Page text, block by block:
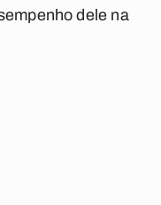
dele na